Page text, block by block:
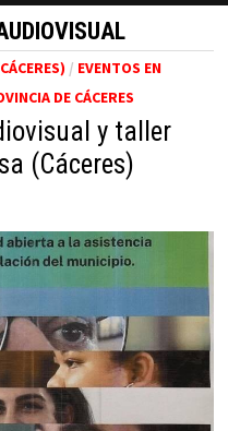
/ EVENTOS EN
DE CÁCERES
y taller
(Cáceres)